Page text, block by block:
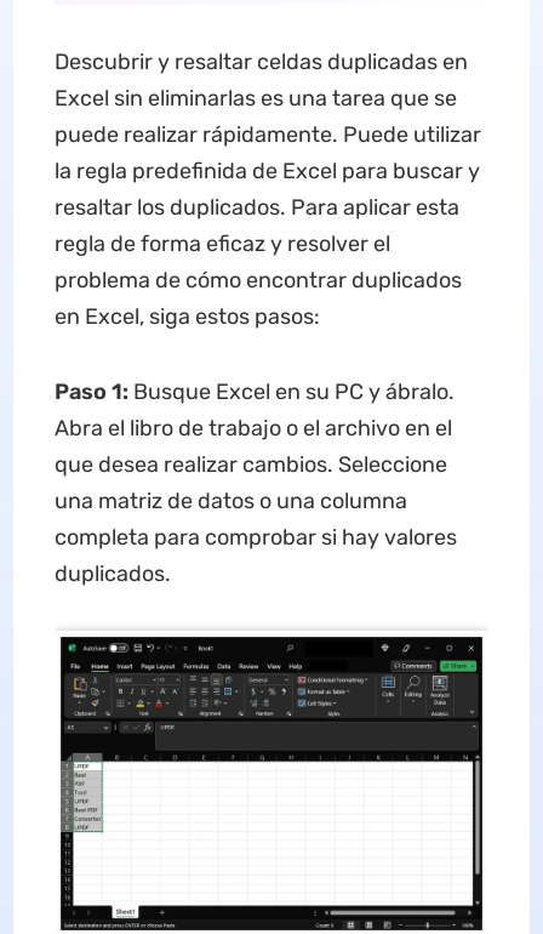
Descubrir y resaltar celdas duplicadas en
Excel sin eliminarlas es una tarea que se
puede realizar rápidamente. Puede utilizar
la regla predefinida de Excel para buscar y
resaltar los duplicados. Para aplicar esta
regla de forma eficaz y resolver el
problema de cómo encontrar duplicados
en Excel, siga estos pasos:
Paso 1: Busque Excel en su PC y ábralo.
Abra el libro de trabajo o el archivo en el
que desea realizar cambios. Seleccione
una matriz de datos o una columna
completa para comprobar si hay valores
duplicados.